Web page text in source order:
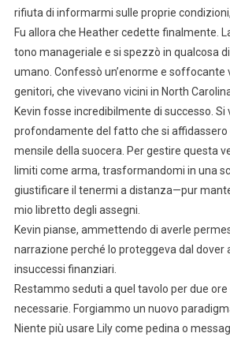
rifiuta di informarmi sulle proprie
Fu allora che Heather cedette finalmente.
tono manageriale e si spezzò in qualcosa
umano. Confessò un’enorme e soffocante
genitori, che vivevano vicini in North
Kevin fosse incredibilmente di successo. Si
profondamente del fatto che si affidassero
mensile della suocera. Per gestire questa
limiti come arma, trasformandomi in una
giustificare il tenermi a distanza—pur
mio libretto degli assegni.
Kevin pianse, ammettendo di averle
narrazione perché lo proteggeva dal
insuccessi finanziari.
Restammo seduti a quel tavolo per due
necessarie. Forgiammo un nuovo
Niente più usare Lily come pedina o